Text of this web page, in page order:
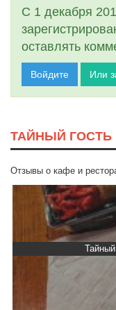
С 1 декабря
оставлять
Войдите Или
ТАЙНЫЙ ГОСТЬ
Отзывы о кафе и